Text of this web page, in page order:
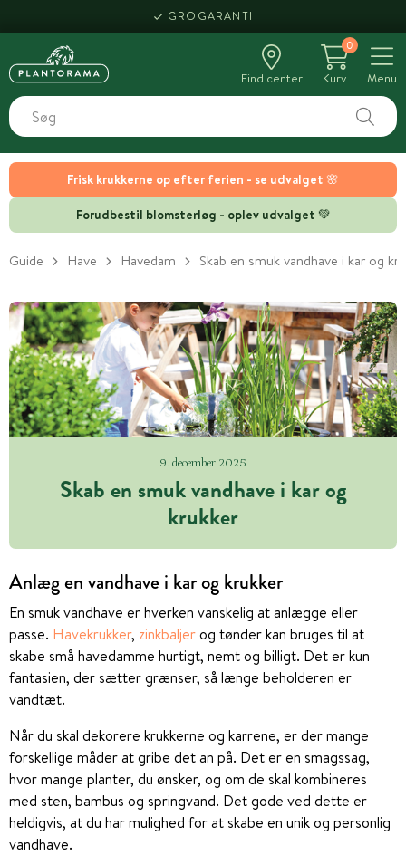
Frisk krukkerne op efter ferien - se udvalget 🌸
Forudbestil blomsterløg - oplev udvalget 💚
GROGARANTI
Find center
0
Kurv
Menu
Guide Have Havedam Skab en smuk vandhave i kar og
9. december 2025
Skab en smuk vandhave i kar og
krukker
Anlæg en vandhave i kar og krukker
En smuk vandhave er hverken vanskelig at anlægge eller
passe. Havekrukker, zinkbaljerog tønder kan bruges til at
skabe små havedamme hurtigt, nemt og billigt. Det er kun
fantasien, der sætter grænser, så længe beholderen er
vandtæt.
Når du skal dekorere krukkerne og karrene, er der mange
forskellige måder at gribe det an på. Det er en smagssag,
hvor mange planter, du ønsker, og om de skal kombineres
med sten, bambus og springvand. Det gode ved dette er
heldigvis, at du har mulighed for at skabe en unik og personlig
vandhave.